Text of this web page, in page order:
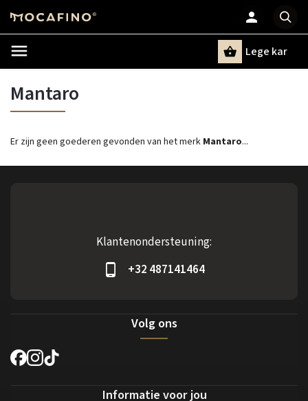
Lege kar
Mantaro
Er zijn geen goederen gevonden van het merk Mantaro...
Klantenondersteuning:
+32 487141464
Volg ons
Informatie voor jou